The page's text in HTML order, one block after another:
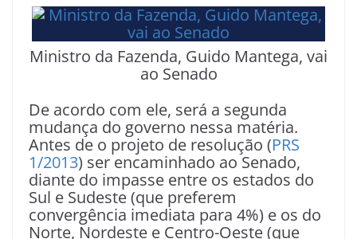
Ministro da Fazenda, Guido Mantega, vai
ao Senado
De acordo com ele, será a segunda
mudança do governo nessa matéria.
Antes de o projeto de resolução (PRS
1/2013) ser encaminhado ao Senado,
diante do impasse entre os estados do
Sul e Sudeste (que preferem
convergência imediata para 4%) e os do
Norte, Nordeste e Centro-Oeste (que